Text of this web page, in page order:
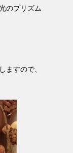
のプリズム
ますので、